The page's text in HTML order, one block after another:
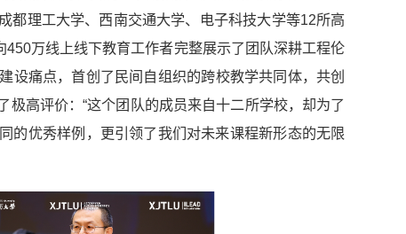
都理工大学、西南交通大学、电子科技大学等12所高
万线上线下教育工作者完整展示了团队深耕工程伦
设痛点，首创了民间自组织的跨校教学共同体，共创
高评价：“这个团队的成员来自十二所学校，却为了
优秀样例，更引领了我们对未来课程新形态的无限